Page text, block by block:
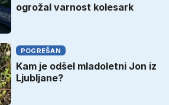
ogrožal varnost kolesark
POGREŠAN
Kam je odšel mladoletni Jon iz
Ljubljane?